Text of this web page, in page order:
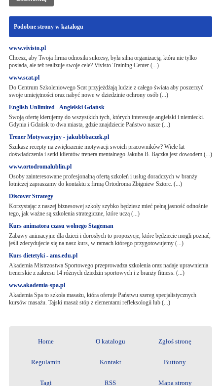
Podobne strony w katalogu
www.vivisto.pl
Chcesz, aby Twoja firma odnosiła sukcesy, była silną organizacją, która nie tylko
posiada, ale też realizuje swoje cele? Vivisto Training Center (...)
www.scat.pl
Do Centrum Szkoleniowego Scat przyjeżdżają ludzie z całego świata aby poszerzyć
swoje umiejętności oraz nabyć nowe w dziedzinie ochrony osób (...)
English Unlimited - Angielski Gdańsk
Swoją ofertę kierujemy do wszystkich tych, których interesuje angielski i niemiecki.
Gdynia i Gdańsk to dwa miasta, gdzie znajdziecie Państwo nasze (...)
Trener Motywacyjny - jakubbbaczek.pl
Szukasz recepty na zwiększenie motywacji swoich pracowników? Wiele lat
doświadczenia i setki klientów trenera mentalnego Jakuba B. Bączka jest dowodem (...)
www.ortodromalublin.pl
Osoby zainteresowane profesjonalną ofertą szkoleń i usług doradczych w branży
lotniczej zapraszamy do kontaktu z firmą Ortodroma Zbigniew Sztorc. (...)
Discover Strategy
Korzystając z naszej biznesowej szkoły szybko będziesz mieć pełną jasność odnośnie
tego, jak ważne są szkolenia strategiczne, które uczą (...)
Kurs animatora czasu wolnego Stageman
Zabawy animacyjne dla dzieci i dorosłych to propozycje, które będziecie mogli poznać,
jeśli zdecydujecie się na nasz kurs, w ramach którego przygotowujemy (...)
Kurs dietetyki - ams.edu.pl
Akademia Mistrzostwa Sportowego przeprowadza szkolenia oraz nadaje uprawnienia
trenerskie z zakresu 14 różnych dziedzin sportowych i z branży fitness. (...)
www.akademia-spa.pl
Akademia Spa to szkoła masażu, która oferuje Państwu szereg specjalistycznych
kursów masażu. Tajski masaż stóp z elementami refleksologii lub (...)
Home O katalogu Zgłoś stronę
Regulamin Kontakt Buttony
Tagi RSS Mapa strony